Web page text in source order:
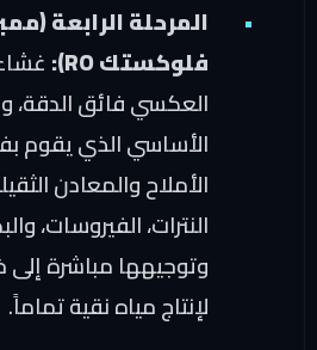
المرحلة الرابعة (ممبرين
فلوكستك RO):
غشاء التناضح
العكسي فائق الدقة، وهو
الأساسي الذي يقوم بفصل
الأملاح والمعادن الثقيلة الزائدة،
النترات، الفيروسات، والبكتيريا،
وتوجيهها مباشرة إلى خط الصرف
لإنتاج مياه نقية تماماً.